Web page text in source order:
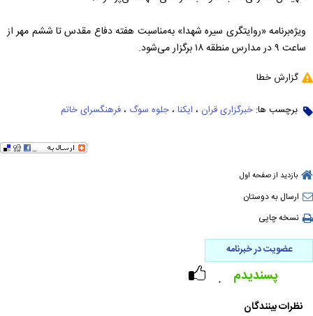
ویژه‌برنامه «روایتگری سیره شهدا» به‌مناسبت هفته دفاع مقدس تا ششم مهر از
ساعت ۹ در مدارس منطقه ۱۸ برگزار می‌شود.
گزارش خطا
برچسب ها: خبرگزاری قران ، ایکنا ، جلوه سوگ ، فرهنگسرای خاتم
بازدید از صفحه اول
ارسال به دوستان
نسخه چاپی
عضویت در خبرنامه
۰ پسندیدم
نظرات بینندگان